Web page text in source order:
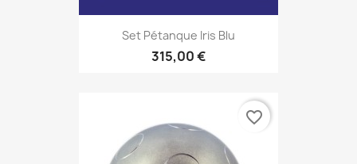
Set Pétanque Iris Blu
315,00 €
favorite_border